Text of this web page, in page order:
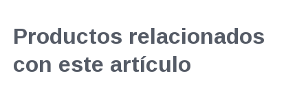
Productos relacionados
con este artículo